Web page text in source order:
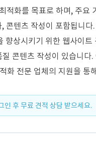
적화를 목표로 하며, 주요
콘텐츠 작성이 포함됩니
향상시키기 위한 웹사이
콘텐츠 작성이 있습니다
화 전문 업체의 지원을 통
인 후 무료 견적 상담 받으세요.